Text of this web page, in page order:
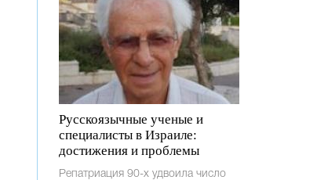
Русскоязычные ученые и
специалисты в Израиле:
достижения и проблемы
Репатриация 90-х удвоила число